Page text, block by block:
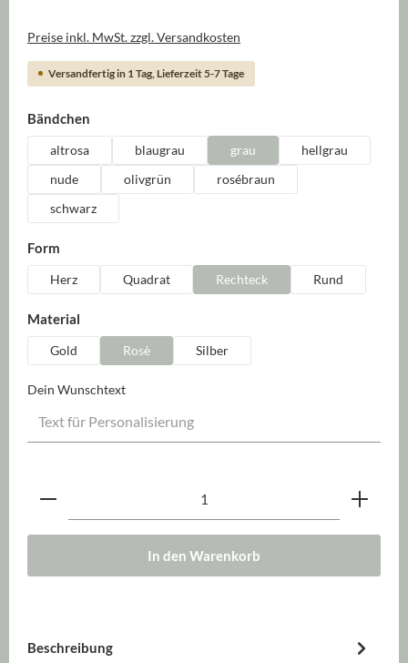
Preise inkl. MwSt. zzgl. Versandkosten
Versandfertig in 1 Tag, Lieferzeit 5-7 Tage
Bändchen
altrosa blaugrau grau
hellgrau
nude
olivgrün
rosébraun
schwarz
Form
Herz Quadrat Rechteck Rund
Material
Gold Rosè Silber
Dein Wunschtext
Produkt Anzahl: Gib den gewünschten Wert ein
In den Warenkorb
Beschreibung